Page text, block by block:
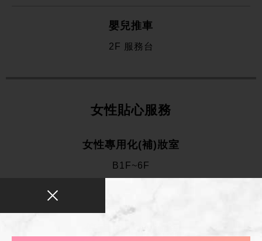
嬰兒推車
2F 服務台
女性貼心服務
女性專用化(補)妝室
B1F~6F
停車場貼心服務